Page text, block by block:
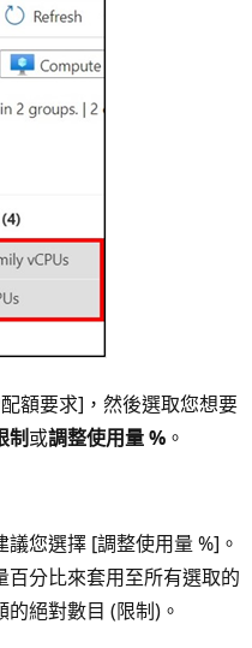
額要求] ，然後選取您想要
制或調整使用量 % 。
您選擇 [調整使用量 %] 。
百分比來套用至所有選取的
絕對數目 (限制)。